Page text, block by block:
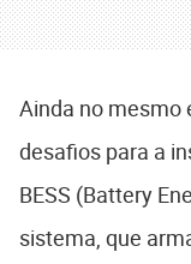
Ainda no mesmo
desafios para a
BESS (Battery
sistema, que